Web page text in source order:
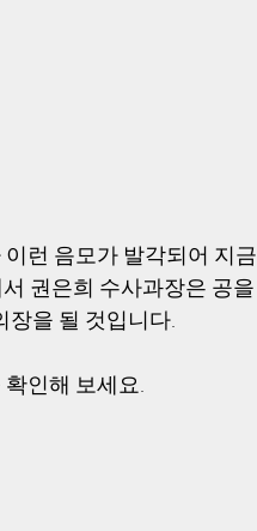
런 음모가 발각되어 지금
권은희 수사과장은 공을
을 될 것입니다.
인해 보세요.